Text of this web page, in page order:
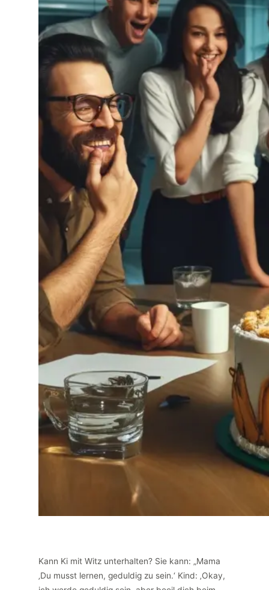
Kann Ki mit Witz unterhalten? Sie kann: „Mama
‚Du musst lernen, geduldig zu sein.‘ Kind: ‚Okay,